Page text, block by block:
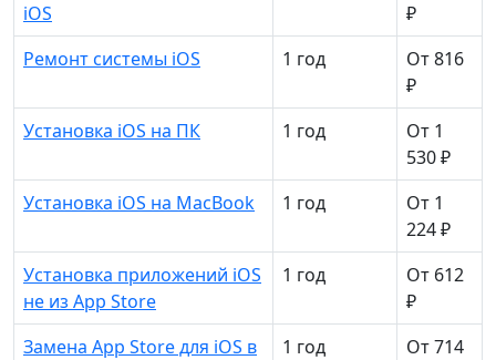
iOS
₽
Ремонт системы iOS
1 год
От 816
₽
Установка iOS на ПК
1 год
От 1
530 ₽
Установка iOS на MacBook
1 год
От 1
224 ₽
Установка приложений iOS
не из App Store
1 год
От 612
₽
Замена App Store для iOS в
1 год
От 714